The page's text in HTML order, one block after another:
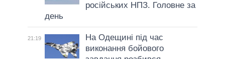
російських НПЗ. Головне за
день
21:19
На Одещині під час
виконання бойового